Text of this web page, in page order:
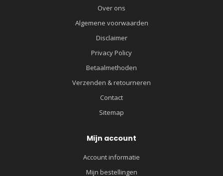
Over ons
Algemene voorwaarden
Disclaimer
Privacy Policy
Betaalmethoden
Verzenden & retourneren
Contact
Sitemap
Mijn account
Account informatie
Mijn bestellingen